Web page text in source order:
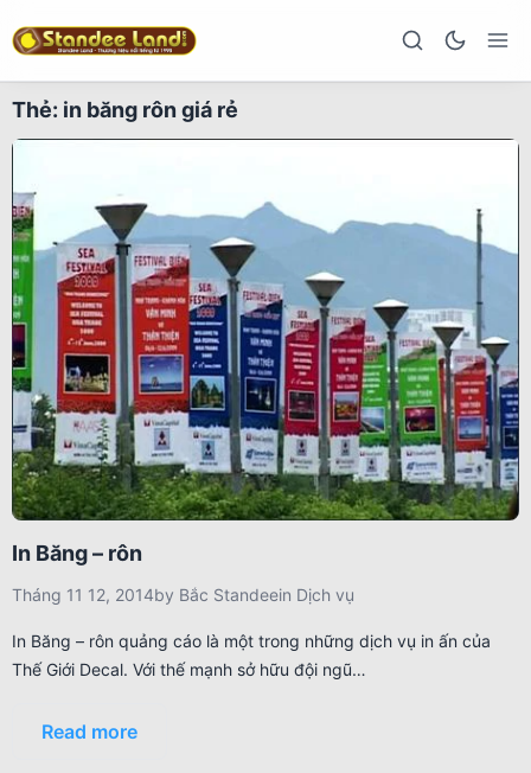
Thẻ: in băng rôn giá rẻ
In Băng – rôn
Tháng 11 12, 2014by Bắc Standeein Dịch vụ
In Băng – rôn quảng cáo là một trong những dịch vụ in ấn của
Thế Giới Decal. Với thế mạnh sở hữu đội ngũ…
Read more